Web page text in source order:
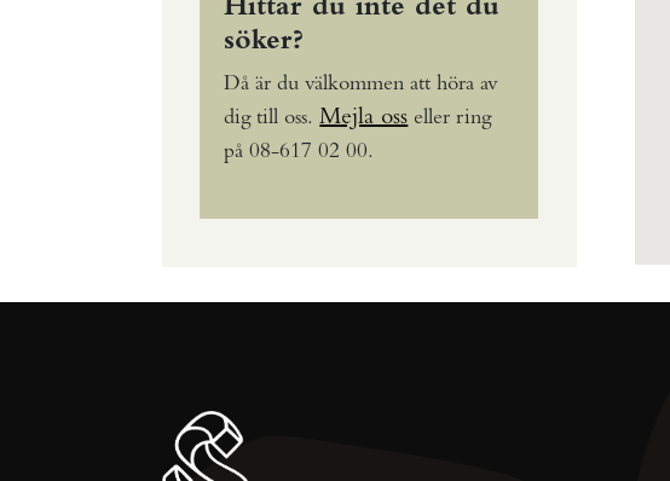
söker?
Då är du välkommen att höra av
dig till oss. Mejla oss eller ring
på 08-617 02 00.